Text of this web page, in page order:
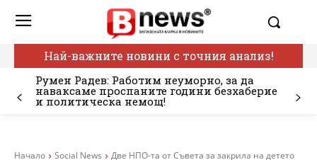
Най-важните новини с точния анализ!
Румен Радев: Работим неуморно, за да
наваксаме проспаните години безхаберие
и политическа немощ!
Начало Social News
Две НПО-та от Съвета за закрила на детето